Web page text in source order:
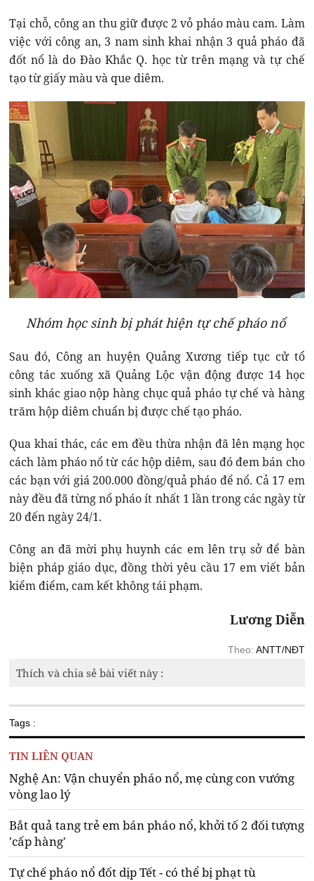
Tại chỗ, công an thu giữ được 2 vỏ pháo màu cam. Làm
việc với công an, 3 nam sinh khai nhận 3 quả pháo đã
đốt nổ là do Đào Khắc Q. học từ trên mạng và tự chế
tạo từ giấy màu và que diêm.
Nhóm học sinh bị phát hiện tự chế pháo nổ
Sau đó, Công an huyện Quảng Xương tiếp tục cử tổ
công tác xuống xã Quảng Lộc vận động được 14 học
sinh khác giao nộp hàng chục quả pháo tự chế và hàng
trăm hộp diêm chuẩn bị được chế tạo pháo.
Qua khai thác, các em đều thừa nhận đã lên mạng học
cách làm pháo nổ từ các hộp diêm, sau đó đem bán cho
các bạn với giá 200.000 đồng/quả pháo để nổ. Cả 17 em
này đều đã từng nổ pháo ít nhất 1 lần trong các ngày từ
20 đến ngày 24/1.
Công an đã mời phụ huynh các em lên trụ sở để bàn
biện pháp giáo dục, đồng thời yêu cầu 17 em viết bản
kiểm điểm, cam kết không tái phạm.
Lương Diễn
Theo: ANTT/NĐT
Thích và chia sẻ bài viết này :
Tags :
TIN LIÊN QUAN
Nghệ An: Vận chuyển pháo nổ, mẹ cùng con vướng
vòng lao lý
Bắt quả tang trẻ em bán pháo nổ, khởi tố 2 đối tượng
'cấp hàng'
Tự chế pháo nổ đốt dịp Tết - có thể bị phạt tù